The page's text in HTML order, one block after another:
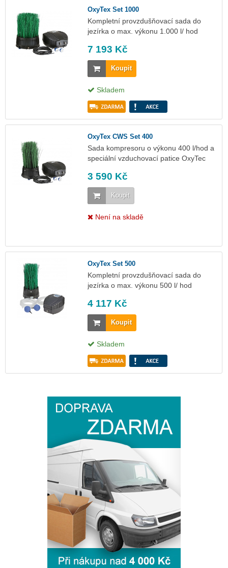
OxyTex Set 1000
Kompletní provzdušňovací sada do
jezírka o max. výkonu 1.000 l/ hod
7 193 Kč
Koupit
Skladem
OxyTex CWS Set 400
Sada kompresoru o výkonu 400 l/hod a
speciální vzduchovací patice OxyTec
3 590 Kč
Koupit
Není na skladě
OxyTex Set 500
Kompletní provzdušňovací sada do
jezírka o max. výkonu 500 l/ hod
4 117 Kč
Koupit
Skladem